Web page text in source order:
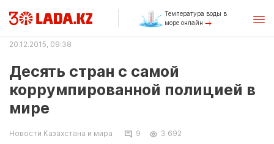
Температура воды в
море онлайн
20.12.2015, 09:38
Десять стран с самой
коррумпированной полицией в
мире
Новости Казахстана и мира 9 3 692